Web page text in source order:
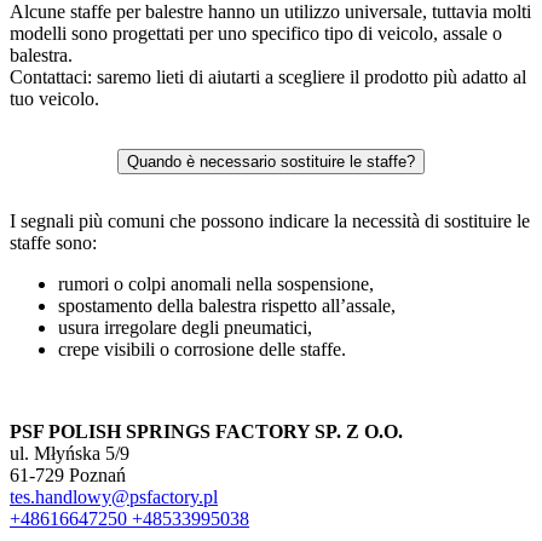
Alcune staffe per balestre hanno un utilizzo universale, tuttavia molti
modelli sono progettati per uno specifico tipo di veicolo, assale o
balestra.
Contattaci: saremo lieti di aiutarti a scegliere il prodotto più adatto al
tuo veicolo.
Quando è necessario sostituire le staffe?
I segnali più comuni che possono indicare la necessità di sostituire le
staffe sono:
rumori o colpi anomali nella sospensione,
spostamento della balestra rispetto all’assale,
usura irregolare degli pneumatici,
crepe visibili o corrosione delle staffe.
PSF POLISH SPRINGS FACTORY SP. Z O.O.
ul. Młyńska 5/9
61-729 Poznań
tes.handlowy@psfactory.pl
+48616647250 +48533995038